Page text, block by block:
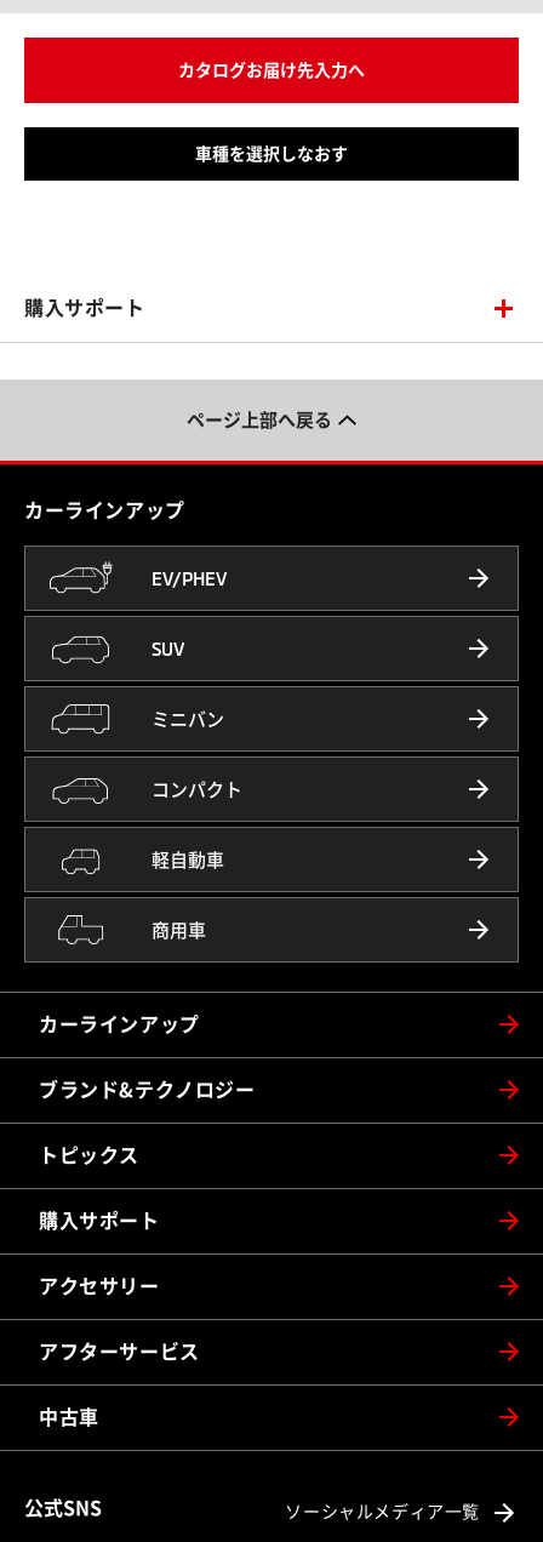
カタログお届け先入力へ
車種を選択しなおす
購入サポート
ページ上部へ戻る
カーラインアップ
カーラインアップ
EV/PHEV
SUV
ミニバン
コンパクト
軽自動車
商用車
ブランド&テクノロジー
トピックス
購入サポート
アクセサリー
アフターサービス
中古車
公式SNS ソーシャルメディア一覧